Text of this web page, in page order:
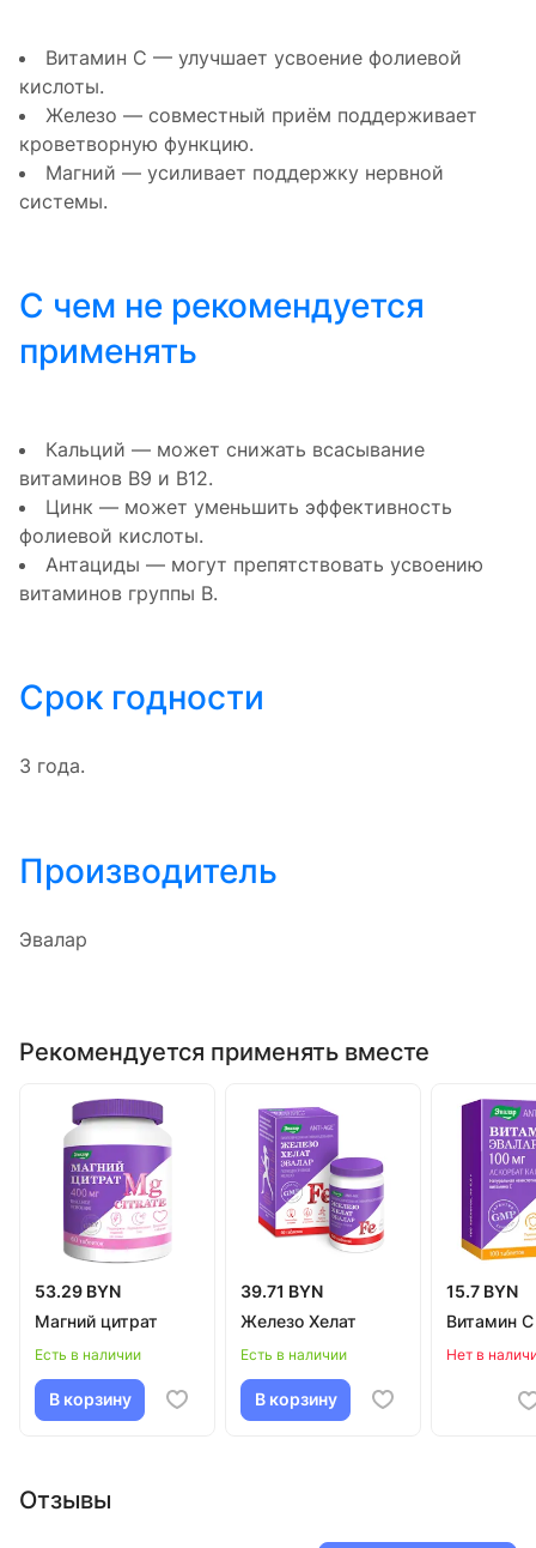
Витамин С — улучшает усвоение фолиевой
кислоты.
Железо — совместный приём поддерживает
кроветворную функцию.
Магний — усиливает поддержку нервной
системы.
С чем не рекомендуется
применять
Кальций — может снижать всасывание
витаминов B9 и B12.
Цинк — может уменьшить эффективность
фолиевой кислоты.
Антациды — могут препятствовать усвоению
витаминов группы B.
Срок годности
3 года.
Производитель
Эвалар
Рекомендуется применять вместе
53.29 BYN
Магний цитрат
Есть в наличии
В корзину
39.71 BYN
Железо Хелат
Есть в наличии
В корзину
15.7 BYN
Витамин
Нет в
Отзывы